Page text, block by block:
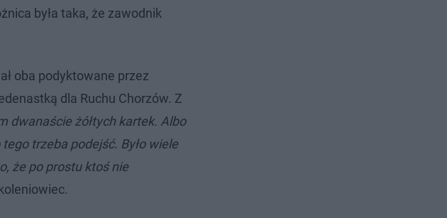
była taka, że zawodnik
oba podyktowane przez
dla Ruchu Chorzów. Z
dwanaście żółtych kartek. Albo
trzeba podejść. Było wiele
że po prostu ktoś nie